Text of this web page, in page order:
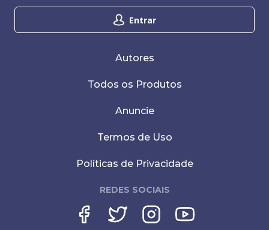
Entrar
Autores
Todos os Produtos
Anuncie
Termos de Uso
Políticas de Privacidade
REDES SOCIAIS